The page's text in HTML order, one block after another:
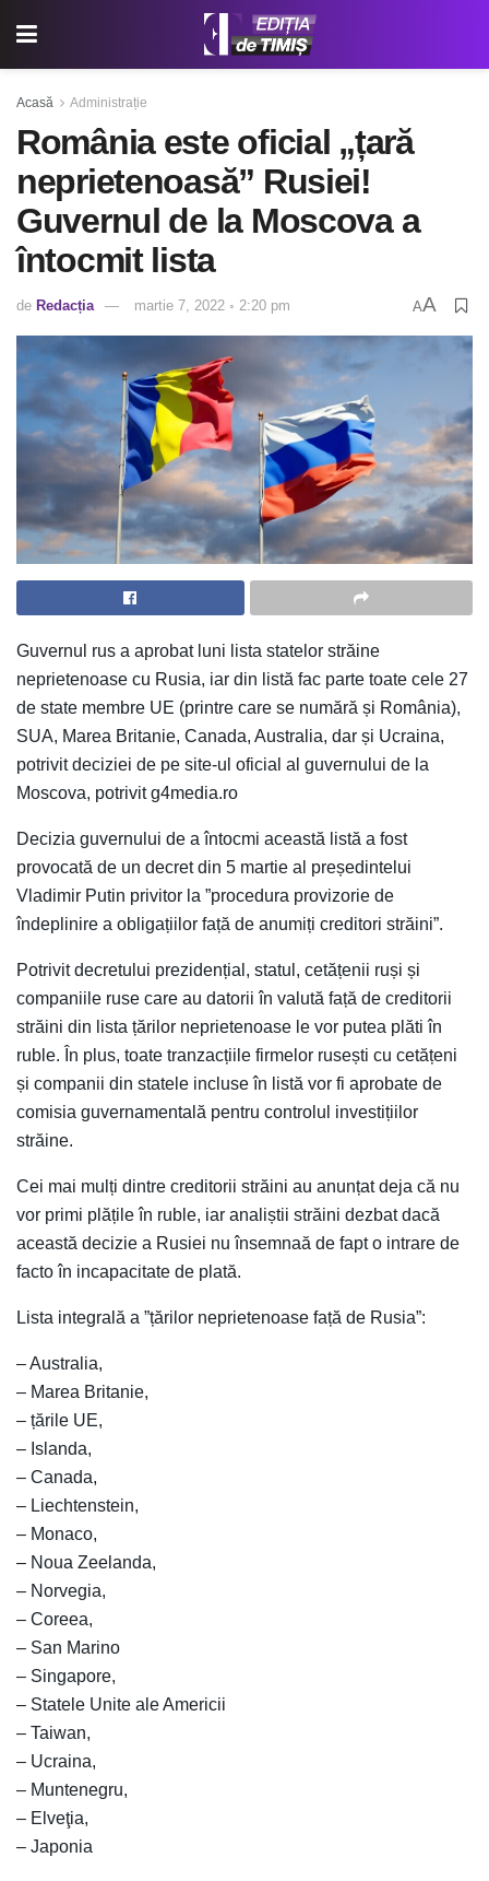
Acasă Administrație
România este oficial „țară
neprietenoasă” Rusiei!
Guvernul de la Moscova a
întocmit lista
de Redacția martie 7, 2022 ◦ 2:20 pm AA
Guvernul rus a aprobat luni lista statelor străine
neprietenoase cu Rusia, iar din listă fac parte toate cele 27
de state membre UE (printre care se numără și România),
SUA, Marea Britanie, Canada, Australia, dar și Ucraina,
potrivit deciziei de pe site-ul oficial al guvernului de la
Moscova, potrivit g4media.ro
Decizia guvernului de a întocmi această listă a fost
provocată de un decret din 5 martie al președintelui
Vladimir Putin privitor la ”procedura provizorie de
îndeplinire a obligațiilor față de anumiți creditori străini”.
Potrivit decretului prezidențial, statul, cetățenii ruși și
companiile ruse care au datorii în valută față de creditorii
străini din lista țărilor neprietenoase le vor putea plăti în
ruble. În plus, toate tranzacțiile firmelor rusești cu cetățeni
și companii din statele incluse în listă vor fi aprobate de
comisia guvernamentală pentru controlul investițiilor
străine.
Cei mai mulți dintre creditorii străini au anunțat deja că nu
vor primi plățile în ruble, iar analiștii străini dezbat dacă
această decizie a Rusiei nu însemnaă de fapt o intrare de
facto în incapacitate de plată.
Lista integrală a ”țărilor neprietenoase față de Rusia”:
– Australia,
– Marea Britanie,
– țările UE,
– Islanda,
– Canada,
– Liechtenstein,
– Monaco,
– Noua Zeelanda,
– Norvegia,
– Coreea,
– San Marino
– Singapore,
– Statele Unite ale Americii
– Taiwan,
– Ucraina,
– Muntenegru,
– Elveţia,
– Japonia